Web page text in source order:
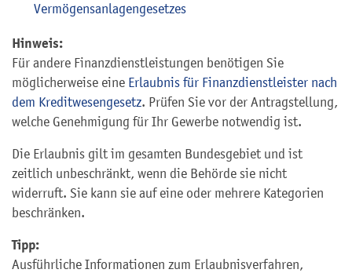
Vermögensanlagengesetzes
Hinweis:
Für andere Finanzdienstleistungen benötigen Sie
möglicherweise eine Erlaubnis für Finanzdienstleister nach
dem Kreditwesengesetz. Prüfen Sie vor der Antragstellung,
welche Genehmigung für Ihr Gewerbe notwendig ist.
Die Erlaubnis gilt im gesamten Bundesgebiet und ist
zeitlich unbeschränkt, wenn die Behörde sie nicht
widerruft. Sie kann sie auf eine oder mehrere Kategorien
beschränken.
Tipp:
Ausführliche Informationen zum Erlaubnisverfahren,